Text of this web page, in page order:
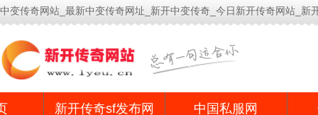
中变传奇网站_最新中变传奇网址_新开中变传奇_今日新开传奇网站_新
新开传奇sf发布网 中国私服网